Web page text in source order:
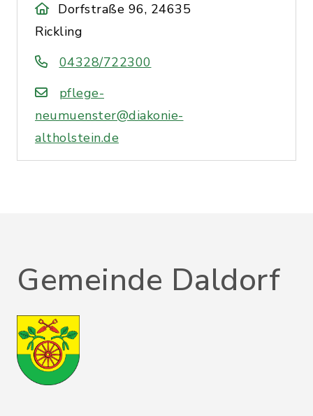
Dorfstraße 96, 24635
Rickling
04328/722300
pflege-
neumuenster@diakonie-
altholstein.de
Gemeinde Daldorf